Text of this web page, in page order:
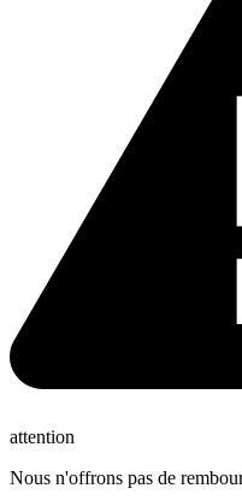
attention
Nous n'offrons pas de